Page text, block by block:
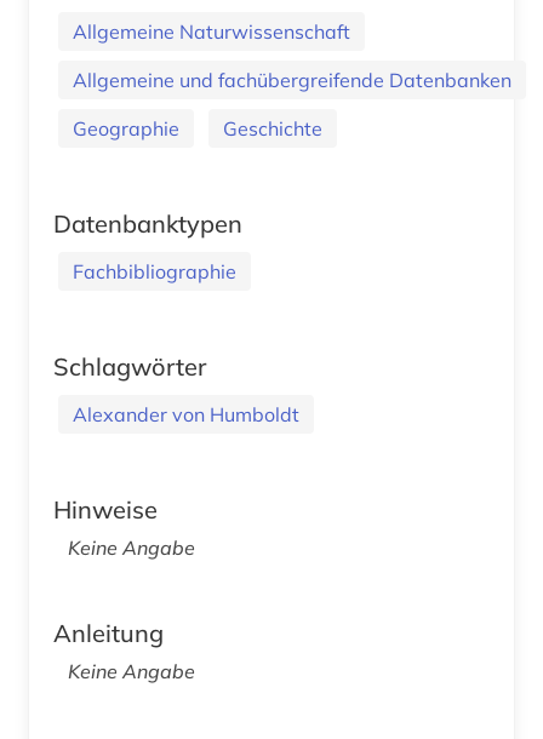
Allgemeine Naturwissenschaft
Allgemeine und fachübergreifende Datenbanken
Geographie
Geschichte
Datenbanktypen
Fachbibliographie
Schlagwörter
Alexander von Humboldt
Hinweise
Keine Angabe
Anleitung
Keine Angabe